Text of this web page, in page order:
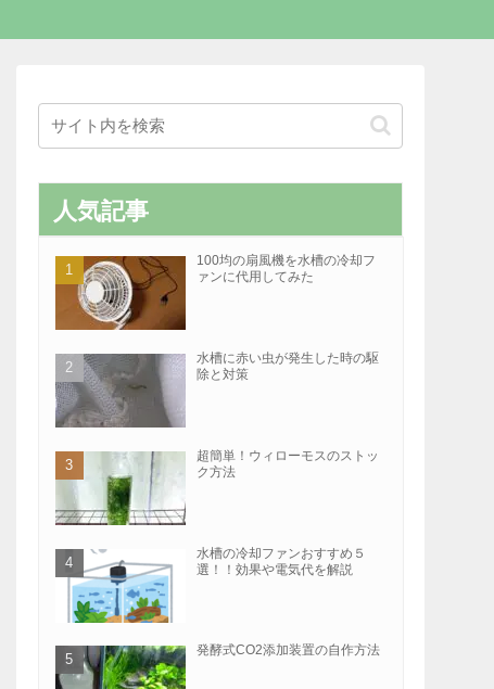
人気記事
100均の扇風機を水槽の冷却フ
ァンに代用してみた
水槽に赤い虫が発生した時の駆
除と対策
超簡単！ウィローモスのストッ
ク方法
水槽の冷却ファンおすすめ５
選！！効果や電気代を解説
発酵式CO2添加装置の自作方法